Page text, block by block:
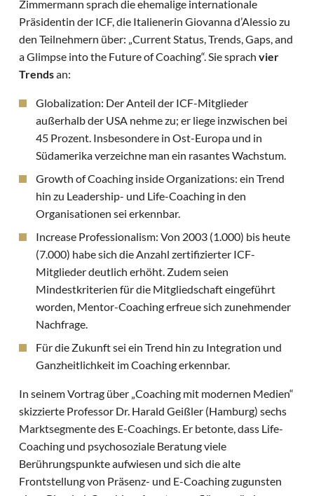
Zimmermann sprach die ehemalige internationale
Präsidentin der ICF, die Italienerin Giovanna d’Alessio zu
den Teilnehmern über: „Current Status, Trends, Gaps, and
a Glimpse into the Future of Coaching“. Sie sprachvier
Trendsan:
Globalization: Der Anteil der ICF-Mitglieder
außerhalb der USA nehme zu; er liege inzwischen bei
45 Prozent. Insbesondere in Ost-Europa und in
Südamerika verzeichne man ein rasantes Wachstum.
Growth of Coaching inside Organizations: ein Trend
hin zu Leadership- und Life-Coaching in den
Organisationen sei erkennbar.
Increase Professionalism: Von 2003 (1.000) bis heute
(7.000) habe sich die Anzahl zertifizierter ICF-
Mitglieder deutlich erhöht. Zudem seien
Mindestkriterien für die Mitgliedschaft eingeführt
worden, Mentor-Coaching erfreue sich zunehmender
Nachfrage.
Für die Zukunft sei ein Trend hin zu Integration und
Ganzheitlichkeit im Coaching erkennbar.
In seinem Vortrag über „Coaching mit modernen Medien“
skizzierte Professor Dr. Harald Geißler (Hamburg) sechs
Marktsegmente des E-Coachings. Er betonte, dass Life-
Coaching und psychosoziale Beratung viele
Berührungspunkte aufwiesen und sich die alte
Frontstellung von Präsenz- und E-Coaching zugunsten